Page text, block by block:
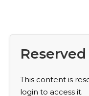
This content is
login to access it.